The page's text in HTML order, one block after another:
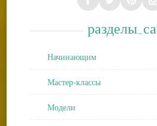
Начинающим
Мастер-классы
Модели